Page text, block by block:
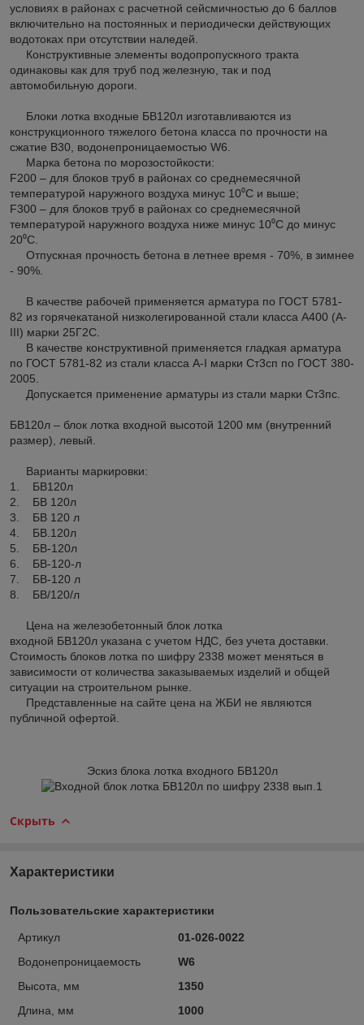
условиях в районах с расчетной сейсмичностью до 6 баллов
включительно на постоянных и периодически действующих
водотоках при отсутствии наледей.
Конструктивные элементы водопропускного тракта
одинаковы как для труб под железную, так и под
автомобильную дороги.
Блоки лотка входные БВ120л изготавливаются из
конструкционного тяжелого бетона класса по прочности на
сжатие В30, водонепроницаемостью W6.
Марка бетона по морозостойкости:
F200 – для блоков труб в районах со среднемесячной
температурой наружного воздуха минус 10⁰С и выше;
F300 – для блоков труб в районах со среднемесячной
температурой наружного воздуха ниже минус 10⁰С до минус
20⁰С.
Отпускная прочность бетона в летнее время - 70%, в зимнее
- 90%.
В качестве рабочей применяется арматура по ГОСТ 5781-
82 из горячекатаной низколегированной стали класса А400 (А-
III) марки 25Г2С.
В качестве конструктивной применяется гладкая арматура
по ГОСТ 5781-82 из стали класса А-I марки Ст3сп по ГОСТ 380-
2005.
Допускается применение арматуры из стали марки Ст3пс.
БВ120л – блок лотка входной высотой 1200 мм (внутренний
размер), левый.
Варианты маркировки:
1. БВ120л
2. БВ 120л
3. БВ 120 л
4. БВ.120л
5. БВ-120л
6. БВ-120-л
7. БВ-120 л
8. БВ/120/л
Цена на железобетонный блок лотка
входной БВ120л указана с учетом НДС, без учета доставки.
Стоимость блоков лотка по шифру 2338 может меняться в
зависимости от количества заказываемых изделий и общей
ситуации на строительном рынке.
Представленные на сайте цена на ЖБИ не являются
публичной офертой.
Эскиз блока лотка входного БВ120л
Скрыть
Характеристики
Пользовательские характеристики
Артикул
01-026-0022
Водонепроницаемость
W6
Высота, мм
1350
Длина, мм
1000